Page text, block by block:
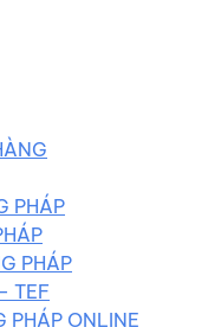
PHÁP
PHÁP
TEF
PHÁP ONLINE